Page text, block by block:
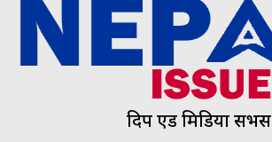
दिप एड मिडिया सर्भिस